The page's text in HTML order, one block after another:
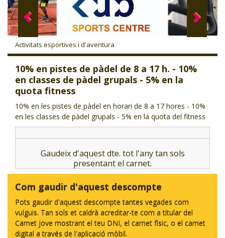
CJ LOCAL
T'INTERESSA #SOMJOVES
Activitats esportives i d'aventura
10% en pistes de pàdel de 8 a 17 h. - 10%
en classes de pàdel grupals - 5% en la
quota fitness
10% en les pistes de pàdel en horari de 8 a 17 hores - 10%
en les classes de pàdel grupals - 5% en la quota del fitness
Gaudeix d'aquest dte. tot l'any tan sols
presentant el carnet.
Com gaudir d'aquest descompte
Pots gaudir d'aquest descompte tantes vegades com
vulguis. Tan sols et caldrà acreditar-te com a titular del
Carnet jove mostrant el teu DNI, el carnet físic, o el carnet
digital a través de l'aplicació mòbil.